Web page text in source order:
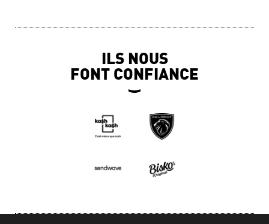
ILS NOUS
FONT CONFIANCE